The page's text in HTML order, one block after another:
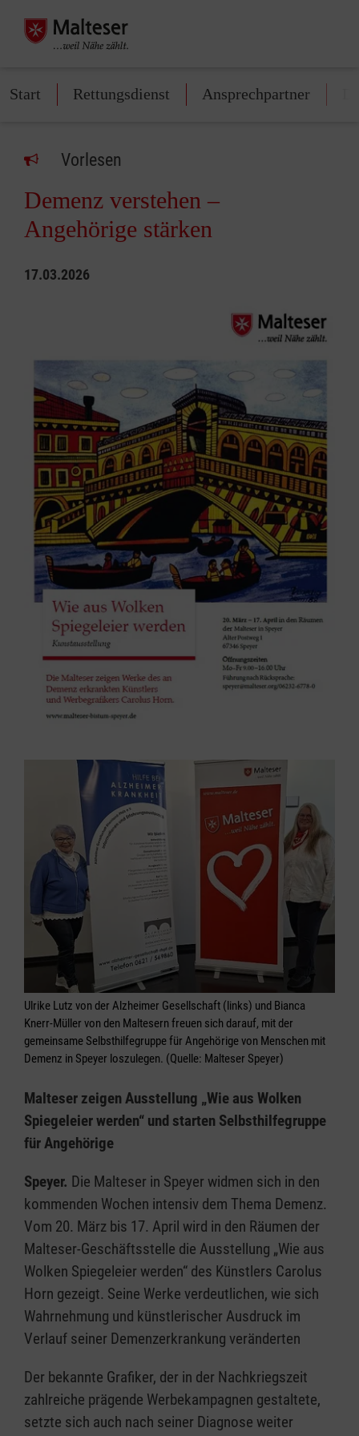
Start Rettungsdienst Ansprechpartner
Vorlesen
Demenz verstehen –
Angehörige stärken
17.03.2026
Ulrike Lutz von der Alzheimer Gesellschaft (links) und Bianca
Knerr-Müller von den Maltesern freuen sich darauf, mit der
gemeinsame Selbsthilfegruppe für Angehörige von Menschen mit
Demenz in Speyer loszulegen. (Quelle: Malteser Speyer)
Malteser zeigen Ausstellung „Wie aus Wolken
Spiegeleier werden“ und starten Selbsthilfegruppe
für Angehörige
Speyer. Die Malteser in Speyer widmen sich in den
kommenden Wochen intensiv dem Thema Demenz.
Vom 20. März bis 17. April wird in den Räumen der
Malteser-Geschäftsstelle die Ausstellung „Wie aus
Wolken Spiegeleier werden“ des Künstlers Carolus
Horn gezeigt. Seine Werke verdeutlichen, wie sich
Wahrnehmung und künstlerischer Ausdruck im
Verlauf seiner Demenzerkrankung veränderten
Der bekannte Grafiker, der in der Nachkriegszeit
zahlreiche prägende Werbekampagnen gestaltete,
setzte sich auch nach seiner Diagnose weiter